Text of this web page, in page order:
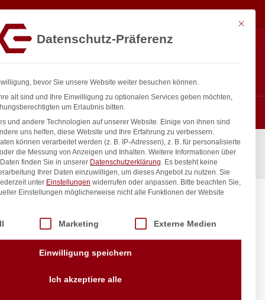
kg/h,
In den Warenkorb
Mit
Datenschutz-Präferenz
bevor Sie unsere Website weiter besuchen können.
alt sind und Ihre Einwilligung zu optionalen Services geben möchten,
um Erlaubnis bitten.
und andere Technologien auf unserer Website. Einige von ihnen sind
uns helfen, diese Website und Ihre Erfahrung zu verbessern.
können verarbeitet werden (z. B. IP-Adressen), z. B. für personalisierte
die Messung von Anzeigen und Inhalten. Weitere Informationen über
finden Sie in unserer Datenschutzerklärung. Es besteht keine
Ihrer Daten einzuwilligen, um dieses Angebot zu nutzen. Sie
unter Einstellungen widerrufen oder anpassen. Bitte beachten Sie,
Einstellungen möglicherweise nicht alle Funktionen der Website
Service-Gruppen, für die eine Einwilligung erteilt werden kann.
Marketing Externe Medien
Einwilligung speichern
Ich akzeptiere alle